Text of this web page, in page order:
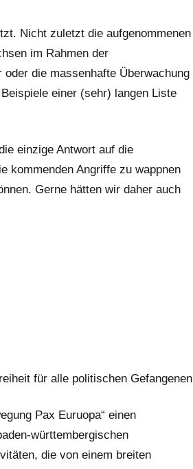
Nicht zuletzt die aufgenommenen
im Rahmen der
die massenhafte Überwachung
einer (sehr) langen Liste
einzige Antwort auf die
kommenden Angriffe zu wappnen
Gerne hätten wir daher auch
für alle politischen Gefangenen
Pax Euruopa“ einen
württembergischen
die von einem breiten